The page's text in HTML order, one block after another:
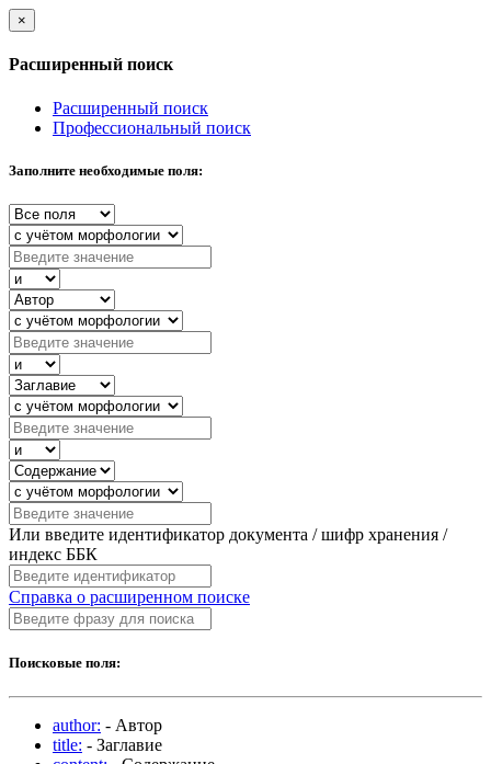
×
Расширенный поиск
Расширенный поиск
Профессиональный поиск
Заполните необходимые поля:
Или введите идентификатор документа / шифр хранения /
индекс ББК
Справка о расширенном поиске
Поисковые поля:
author: - Автор
title: - Заглавие